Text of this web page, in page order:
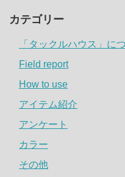
カテゴリー
「タックルハウス」に
Field report
How to use
アイテム紹介
アンケート
カラー
その他